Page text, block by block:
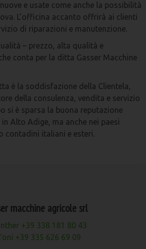
e usate come anche la possibilità
L’officina accanto offrirà ai clienti
di riparazioni e manutenzione.
– prezzo, alta qualità e
conta per la ditta Gasser Macchine
è la soddisfazione della Clientela,
della consulenza, vendita e servizio
si è sparsa la buona reputazione
Alto Adige, ma anche nei paesi
contadini italiani e esteri.
macchine agricole srl
+39 338 181 80 43
+39 335 626 69 09